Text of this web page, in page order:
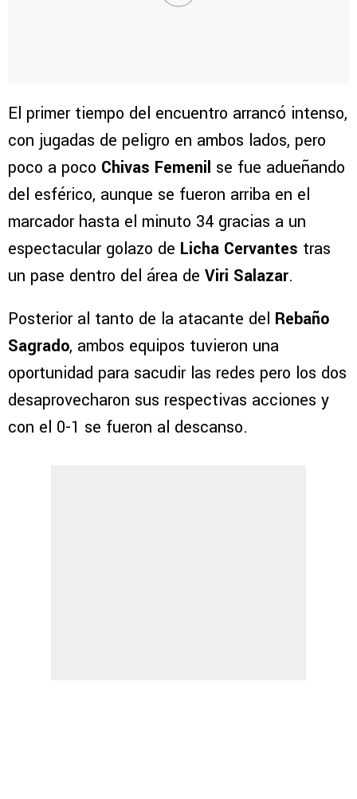
El primer tiempo del encuentro arrancó intenso,
con jugadas de peligro en ambos lados, pero
poco a poco Chivas Femenil se fue adueñando
del esférico, aunque se fueron arriba en el
marcador hasta el minuto 34 gracias a un
espectacular golazo de Licha Cervantes tras
un pase dentro del área de Viri Salazar.
Posterior al tanto de la atacante del Rebaño
Sagrado, ambos equipos tuvieron una
oportunidad para sacudir las redes pero los dos
desaprovecharon sus respectivas acciones y
con el 0-1 se fueron al descanso.